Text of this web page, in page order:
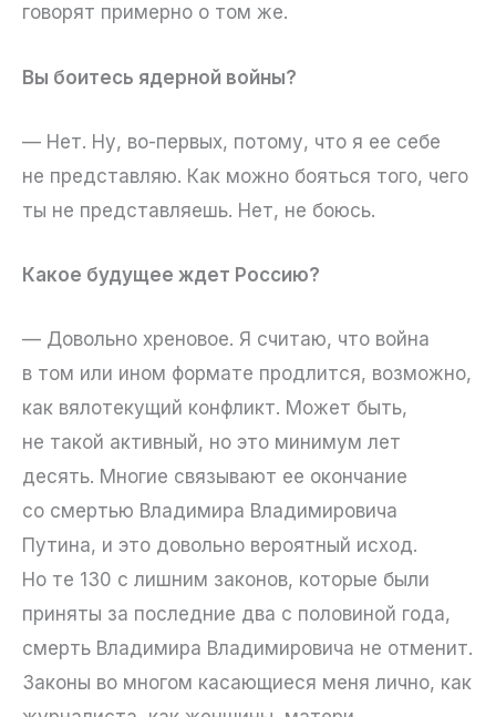
говорят примерно о том же.
Вы боитесь ядерной войны?
— Нет. Ну, во-первых, потому, что я ее себе
не представляю. Как можно бояться того, чего
ты не представляешь. Нет, не боюсь.
Какое будущее ждет Россию?
— Довольно хреновое. Я считаю, что война
в том или ином формате продлится, возможно,
как вялотекущий конфликт. Может быть,
не такой активный, но это минимум лет
десять. Многие связывают ее окончание
со смертью Владимира Владимировича
Путина, и это довольно вероятный исход.
Но те 130 с лишним законов, которые были
приняты за последние два с половиной года,
смерть Владимира Владимировича не отменит.
Законы во многом касающиеся меня лично, как